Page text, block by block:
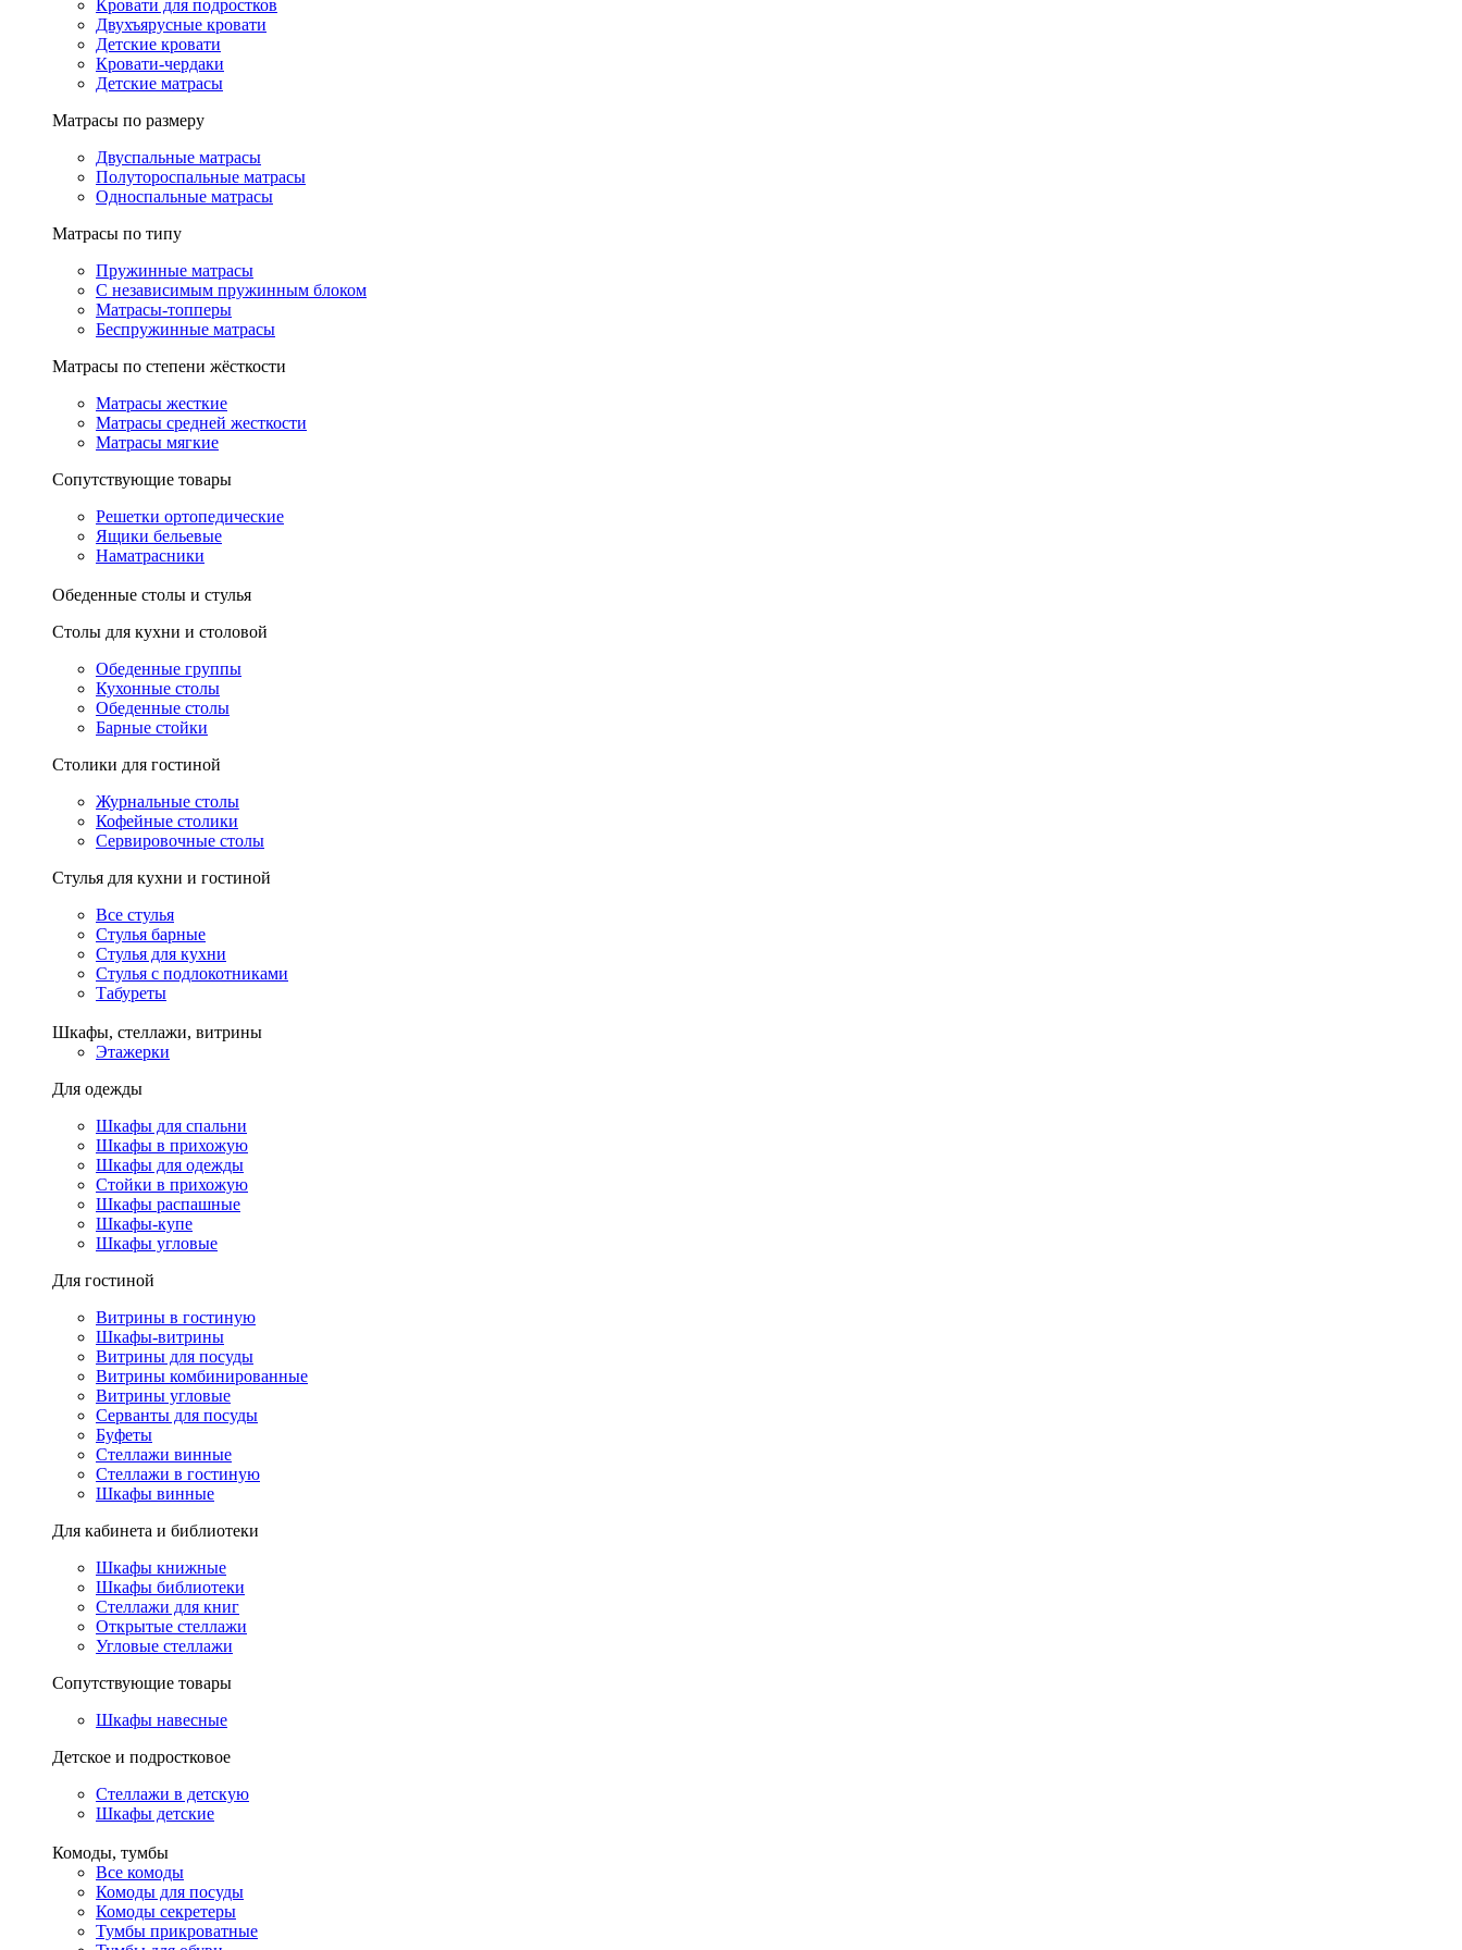
Кровати для подростков
Двухъярусные кровати
Детские кровати
Кровати-чердаки
Детские матрасы
Матрасы по размеру
Двуспальные матрасы
Полутороспальные матрасы
Односпальные матрасы
Матрасы по типу
Пружинные матрасы
С независимым пружинным блоком
Матрасы-топперы
Беспружинные матрасы
Матрасы по степени жёсткости
Матрасы жесткие
Матрасы средней жесткости
Матрасы мягкие
Сопутствующие товары
Решетки ортопедические
Ящики бельевые
Наматрасники
Обеденные столы и стулья
Столы для кухни и столовой
Обеденные группы
Кухонные столы
Обеденные столы
Барные стойки
Столики для гостиной
Журнальные столы
Кофейные столики
Сервировочные столы
Стулья для кухни и гостиной
Все стулья
Стулья барные
Стулья для кухни
Стулья с подлокотниками
Табуреты
Шкафы, стеллажи, витрины
Этажерки
Для одежды
Шкафы для спальни
Шкафы в прихожую
Шкафы для одежды
Стойки в прихожую
Шкафы распашные
Шкафы-купе
Шкафы угловые
Для гостиной
Витрины в гостиную
Шкафы-витрины
Витрины для посуды
Витрины комбинированные
Витрины угловые
Серванты для посуды
Буфеты
Стеллажи винные
Стеллажи в гостиную
Шкафы винные
Для кабинета и библиотеки
Шкафы книжные
Шкафы библиотеки
Стеллажи для книг
Открытые стеллажи
Угловые стеллажи
Сопутствующие товары
Шкафы навесные
Детское и подростковое
Стеллажи в детскую
Шкафы детские
Комоды, тумбы
Все комоды
Комоды для посуды
Комоды секретеры
Тумбы прикроватные